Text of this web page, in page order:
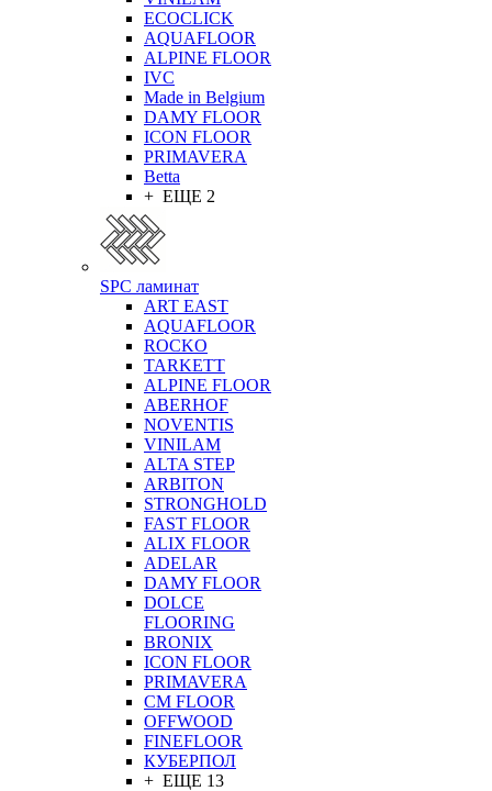
ECOCLICK
AQUAFLOOR
ALPINE FLOOR
IVC
Made in Belgium
DAMY FLOOR
ICON FLOOR
PRIMAVERA
Betta
+ ЕЩЕ 2
SPC ламинат
ART EAST
AQUAFLOOR
ROCKO
TARKETT
ALPINE FLOOR
ABERHOF
NOVENTIS
VINILAM
ALTA STEP
ARBITON
STRONGHOLD
FAST FLOOR
ALIX FLOOR
ADELAR
DAMY FLOOR
DOLCE
FLOORING
BRONIX
ICON FLOOR
PRIMAVERA
CM FLOOR
OFFWOOD
FINEFLOOR
КУБЕРПОЛ
+ ЕЩЕ 13